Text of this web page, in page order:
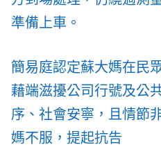
準備上車。
簡易庭認定蘇大媽在民
藉端滋擾公司行號及公
序、社會安寧，且情節
媽不服，提起抗告